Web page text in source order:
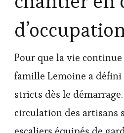
Pour que la vie
famille Lemoine a défini
stricts dès le
circulation des artisans